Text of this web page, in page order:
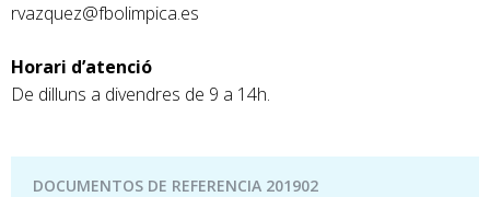
rvazquez@fbolimpica.es
Horari d’atenció
De dilluns a divendres de 9 a 14h.
DOCUMENTOS DE REFERENCIA 201902